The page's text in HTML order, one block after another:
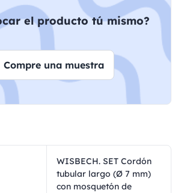
el producto tú mismo?
Compre una muestra
WISBECH. SET Cordón
tubular largo (Ø 7 mm)
con mosquetón de